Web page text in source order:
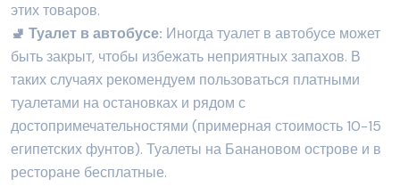
этих товаров.
🚽 Туалет в автобусе: Иногда туалет в автобусе может
быть закрыт, чтобы избежать неприятных запахов. В
таких случаях рекомендуем пользоваться платными
туалетами на остановках и рядом с
достопримечательностями (примерная стоимость 10-15
египетских фунтов). Туалеты на Банановом острове и в
ресторане бесплатные.